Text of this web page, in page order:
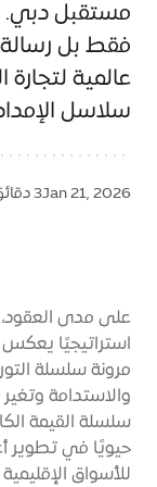
مستقبل دبي.
فقط بل
عالمية
سلاسل
Jan 21, 20263 دقائق قراءة
على مدى
استراتيجيًا يعكس
مرونة سلسلة
والاستدامة
سلسلة القيمة
حيويًا في تطوير
للأسواق